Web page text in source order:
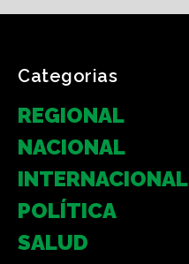
Categorias
REGIONAL
NACIONAL
INTERNACIONAL
POLÍTICA
SALUD